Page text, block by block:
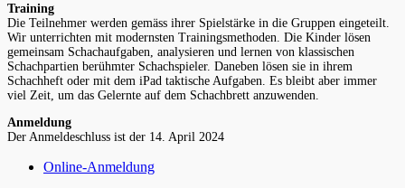
Training
Die Teilnehmer werden gemäss ihrer Spielstärke in die Gruppen eingeteilt.
Wir unterrichten mit modernsten Trainingsmethoden. Die Kinder lösen
gemeinsam Schachaufgaben, analysieren und lernen von klassischen
Schachpartien berühmter Schachspieler. Daneben lösen sie in ihrem
Schachheft oder mit dem iPad taktische Aufgaben. Es bleibt aber immer
viel Zeit, um das Gelernte auf dem Schachbrett anzuwenden.
Anmeldung
Der Anmeldeschluss ist der 14. April 2024
Online-Anmeldung